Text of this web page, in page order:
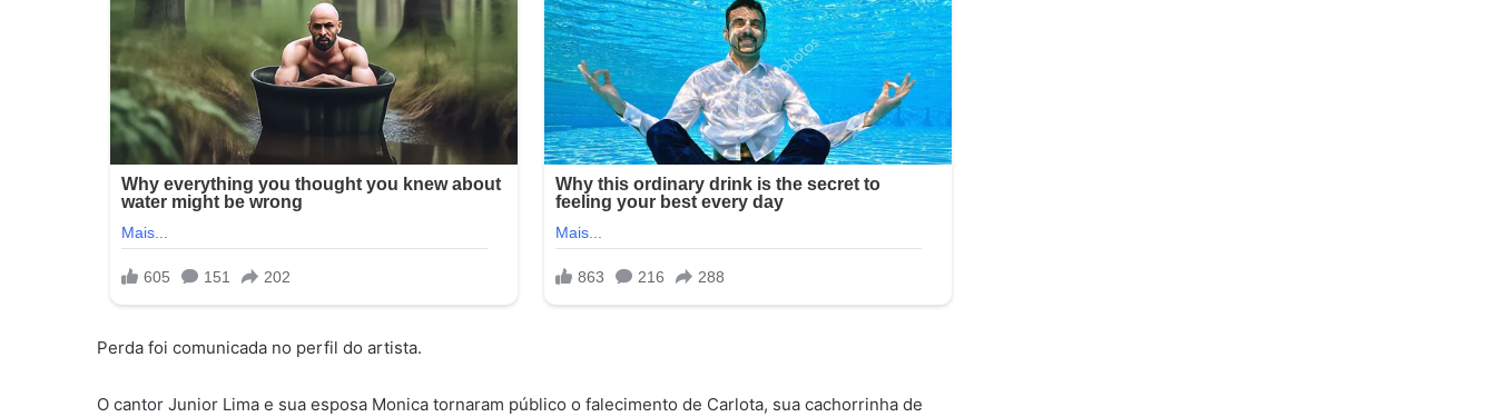
Perda foi comunicada no perfil do artista.
O cantor Junior Lima e sua esposa Monica tornaram público o falecimento de Carlota, sua cachorrinha de